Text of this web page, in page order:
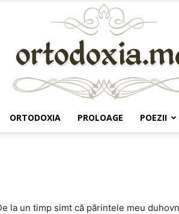
ORTODOXIA PROLOAGE POEZII
la un timp simt că părintele meu